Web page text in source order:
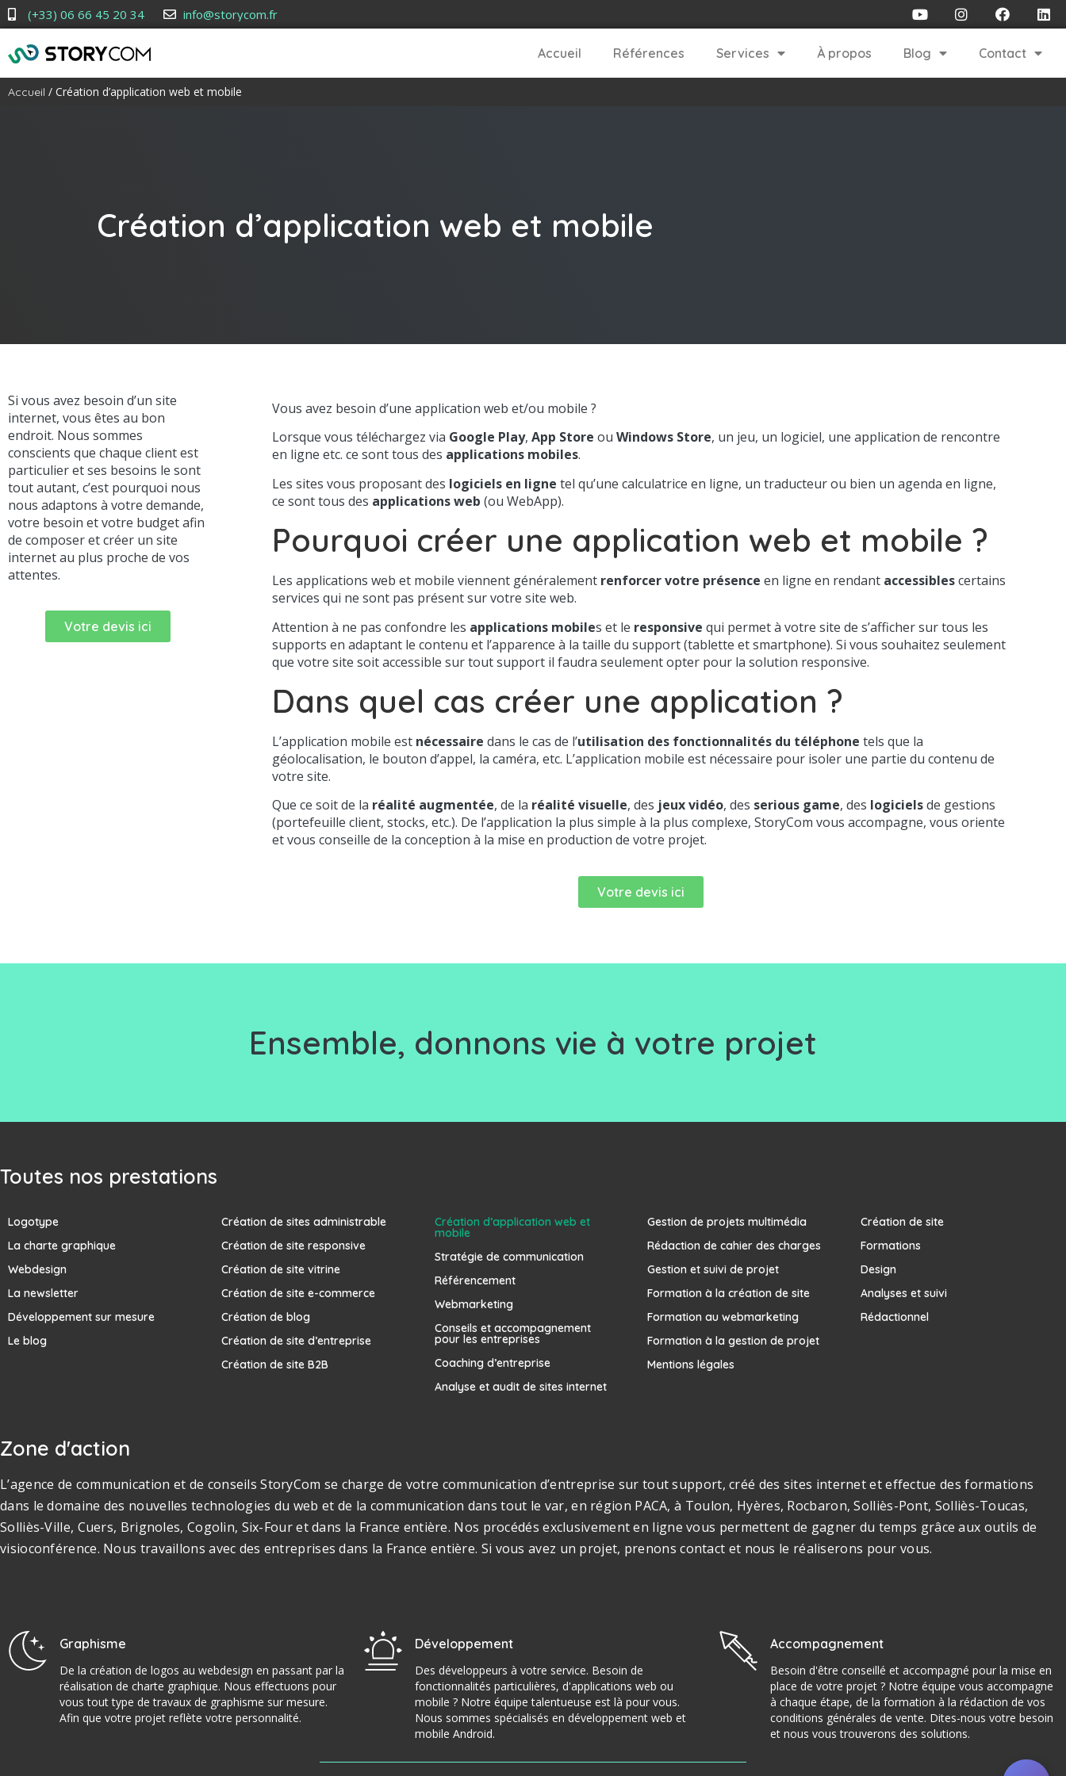
(+33) 06 66 45 20 34 info@storycom.fr
Accueil Références Services À propos Blog Contact
Accueil / Création d’application web et mobile
Création d’application web et mobile
Si vous avez besoin d’un site
internet, vous êtes au bon
endroit. Nous sommes
conscients que chaque client est
particulier et ses besoins le sont
tout autant, c’est pourquoi nous
nous adaptons à votre demande,
votre besoin et votre budget afin
de composer et créer un site
internet au plus proche de vos
attentes.
Votre devis ici
Vous avez besoin d’une application web et/ou mobile ?
Lorsque vous téléchargez via Google Play, App Store ou Windows Store, un jeu, un logiciel, une application de rencontre
en ligne etc. ce sont tous des applications mobiles.
Les sites vous proposant des logiciels en ligne tel qu’une calculatrice en ligne, un traducteur ou bien un agenda en ligne,
ce sont tous des applications web (ou WebApp).
Pourquoi créer une application web et mobile ?
Les applications web et mobile viennent généralement renforcer votre présence en ligne en rendant accessiblescertains
services qui ne sont pas présent sur votre site web.
Attention à ne pas confondre les applications mobiles et le responsive qui permet à votre site de s’afficher sur tous les
supports en adaptant le contenu et l’apparence à la taille du support (tablette et smartphone). Si vous souhaitez seulement
que votre site soit accessible sur tout support il faudra seulement opter pour la solution responsive.
Dans quel cas créer une application ?
L’application mobile est nécessaire dans le cas de l’utilisation des fonctionnalités du téléphone tels que la
géolocalisation, le bouton d’appel, la caméra, etc. L’application mobile est nécessaire pour isoler une partie du contenu de
votre site.
Que ce soit de la réalité augmentée, de la réalité visuelle, des jeux vidéo, des serious game, des logicielsde gestions
(portefeuille client, stocks, etc.). De l’application la plus simple à la plus complexe, StoryCom vous accompagne, vous oriente
et vous conseille de la conception à la mise en production de votre projet.
Votre devis ici
Ensemble, donnons vie à votre projet
Toutes nos prestations
Logotype
La charte graphique
Webdesign
La newsletter
Développement sur mesure
Le blog
Création de sites administrable
Création de site responsive
Création de site vitrine
Création de site e-commerce
Création de blog
Création de site d’entreprise
Création de site B2B
Création d’application web et
mobile
Stratégie de communication
Référencement
Webmarketing
Conseils et accompagnement
pour les entreprises
Coaching d’entreprise
Analyse et audit de sites internet
Gestion de projets multimédia
Rédaction de cahier des charges
Gestion et suivi de projet
Formation à la création de site
Formation au webmarketing
Formation à la gestion de projet
Mentions légales
Création de site
Formations
Design
Analyses et suivi
Rédactionnel
Zone d'action
L’agence de communication et de conseils StoryCom se charge de votre communication d’entreprise sur tout support, créé des sites internet et effectue des formations
dans le domaine des nouvelles technologies du web et de la communication dans tout le var, en région PACA, à Toulon, Hyères, Rocbaron, Solliès-Pont, Solliès-Toucas,
Solliès-Ville, Cuers, Brignoles, Cogolin, Six-Four et dans la France entière. Nos procédés exclusivement en ligne vous permettent de gagner du temps grâce aux outils de
visioconférence. Nous travaillons avec des entreprises dans la France entière. Si vous avez un projet, prenons contact et nous le réaliserons pour vous.
Graphisme
De la création de logos au webdesign en passant par la
réalisation de charte graphique. Nous effectuons pour
vous tout type de travaux de graphisme sur mesure.
Afin que votre projet reflète votre personnalité.
Développement
Des développeurs à votre service. Besoin de
fonctionnalités particulières, d'applications web ou
mobile ? Notre équipe talentueuse est là pour vous.
Nous sommes spécialisés en développement web et
mobile Android.
Accompagnement
Besoin d'être conseillé et accompagné pour la mise en
place de votre projet ? Notre équipe vous accompagne
à chaque étape, de la formation à la rédaction de vos
conditions générales de vente. Dites-nous votre besoin
et nous vous trouverons des solutions.